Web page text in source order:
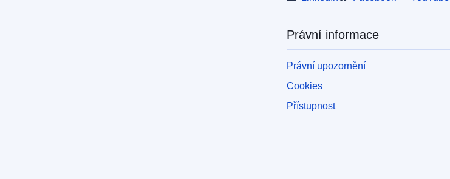
Právní informace
Právní upozornění
Cookies
Přístupnost